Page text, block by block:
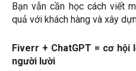
Bạn vẫn cần học cách viết
quả với khách hàng và xây
Fiverr + ChatGPT = cơ hội
người lười